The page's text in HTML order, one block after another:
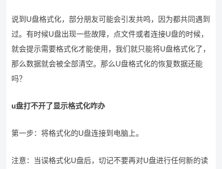
说到U盘格式化，部分朋友可能会引发共鸣，因为都共同遇到
过。有时候U盘出现一些故障，点文件或者连接U盘的时候，
就会提示需要格式化才能使用，我们就只能将U盘格式化了，
那么数据就会被全部清空。那么U盘格式化的恢复数据还能
吗？
u盘打不开了显示格式化咋办
第一步：将格式化的U盘连接到电脑上。
注意：当误格式化U盘后，切记不要再对U盘进行任何新的读